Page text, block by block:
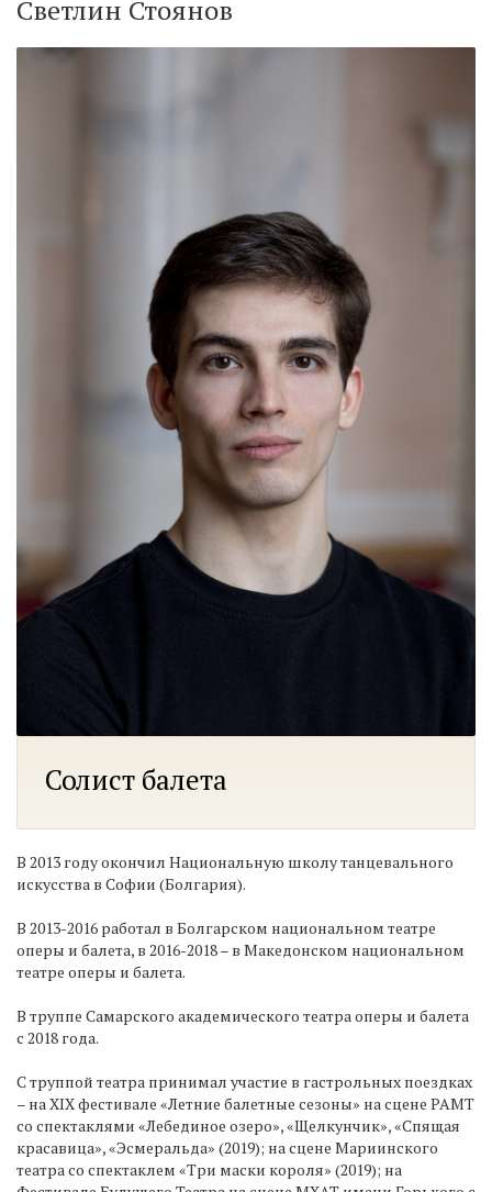
Светлин Стоянов
Солист балета
В 2013 году окончил Национальную школу танцевального
искусства в Софии (Болгария).
В 2013-2016 работал в Болгарском национальном театре
оперы и балета, в 2016-2018 – в Македонском национальном
театре оперы и балета.
В труппе Самарского академического театра оперы и балета
с 2018 года.
С труппой театра принимал участие в гастрольных поездках
– на ХIХ фестивале «Летние балетные сезоны» на сцене РАМТ
со спектаклями «Лебединое озеро», «Щелкунчик», «Спящая
красавица», «Эсмеральда» (2019); на сцене Мариинского
театра со спектаклем «Три маски короля» (2019); на